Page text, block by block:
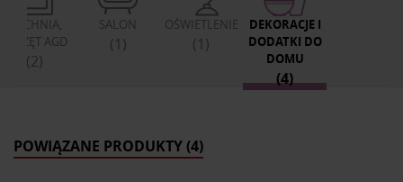
KUCHNIA,
SPRZĘT AGD
(2)
SALON
(1)
OŚWIETLENIE
(1)
DEKORACJE I
DODATKI DO
DOMU
(4)
POWIĄZANE PRODUKTY (4)